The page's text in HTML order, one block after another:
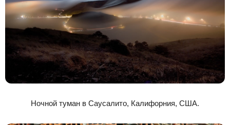
Ночной туман в Саусалито, Калифорния, США.